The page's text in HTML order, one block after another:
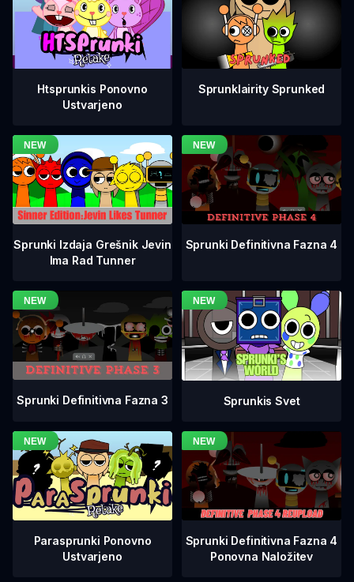
Htsprunkis Ponovno
Ustvarjeno
Sprunklairity Sprunked
Sprunki Izdaja Grešnik Jevin
Ima Rad Tunner
Sprunki Definitivna Fazna 4
Sprunki Definitivna Fazna 3 Sprunkis Svet
Parasprunki Ponovno
Ustvarjeno
Sprunki Definitivna Fazna 4
Ponovna Naložitev